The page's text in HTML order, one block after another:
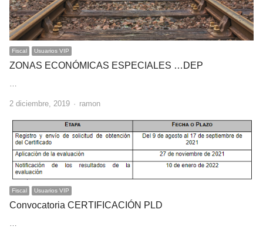
Fiscal Usuarios VIP
ZONAS ECONÓMICAS ESPECIALES …DEP
2 diciembre, 2019 Author
ramon
Fiscal Usuarios VIP
Convocatoria CERTIFICACIÓN PLD
…